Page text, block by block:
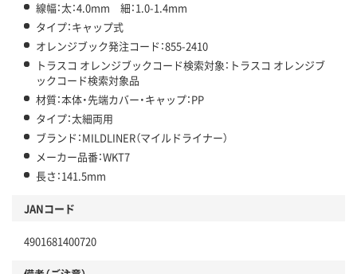
線幅：太：4.0mm 細：1.0-1.4mm
タイプ：キャップ式
オレンジブック発注コード：855-2410
トラスコ オレンジブックコード検索対象：トラスコ オレンジブ
ックコード検索対象品
材質：本体・先端カバー・キャップ：PP
タイプ：太細両用
ブランド：MILDLINER（マイルドライナー）
メーカー品番：WKT7
長さ：141.5mm
JANコード
4901681400720